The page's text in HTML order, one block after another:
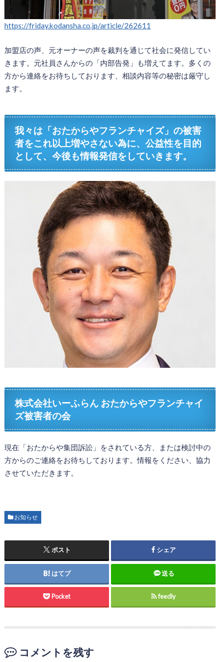
https://friday.kodansha.co.jp/article/262611
加盟店の声、元オーナーの声を裁判を通じて社会に発信してい
きます。元社員さんからの「内部告発」も増えてます。多くの
方から連絡をお待ちしております、相談内容等の秘密は厳守し
ます。
我々は「おたからやフランチャイズ」の被害
者をこれ以上増やさない為に、公益性を目的
として、今後も情報発信をしていきます。
株式会社いーふらん おたからやフランチャイ
ズ被害者の会
現在「おたからや集団訴訟」をされている方、または検討中の
方からのご連絡をお待ちしております。情報をください、協力
させていただきます。
お知らせ
ポスト シェア
はてブ 送る
Pocket feedly
コメントを残す